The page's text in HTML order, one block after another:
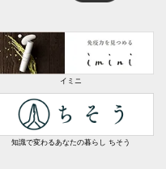
イミニ
知識で変わるあなたの暮らし ちそう